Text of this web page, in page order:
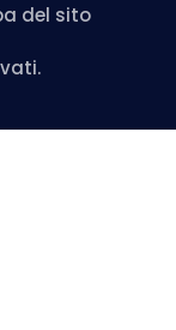
del sito